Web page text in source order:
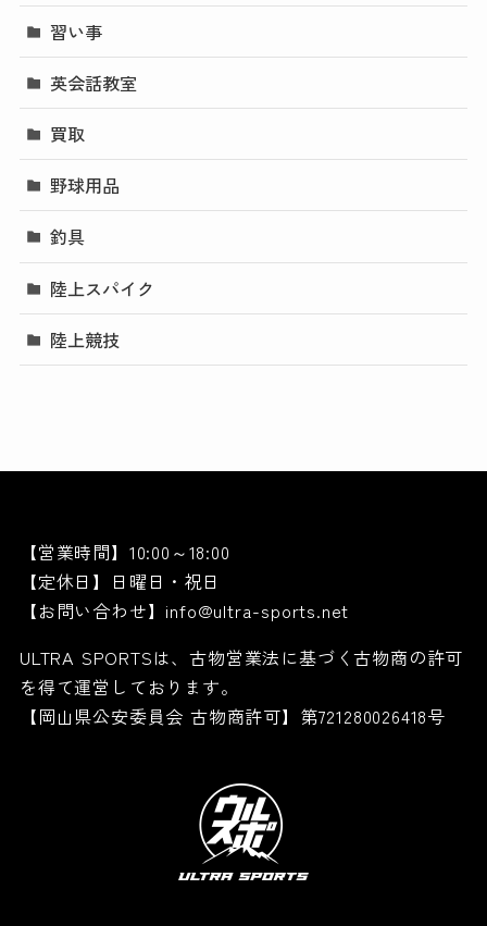
習い事
英会話教室
買取
野球用品
釣具
陸上スパイク
陸上競技
【営業時間】10:00～18:00
【定休日】日曜日・祝日
【お問い合わせ】info@ultra-sports.net
ULTRA SPORTSは、古物営業法に基づく古物商の許可
を得て運営しております。
【岡山県公安委員会 古物商許可】第721280026418号